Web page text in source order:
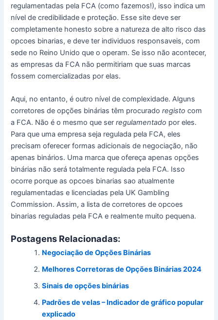
regulamentadas pela FCA (como fazemos!), isso indica um
nível de credibilidade e proteção. Esse site deve ser
completamente honesto sobre a natureza de alto risco das
opcoes binarias, e deve ter individuos responsaveis, com
sede no Reino Unido que o operam. Se isso não acontecer,
as empresas da FCA não permitiriam que suas marcas
fossem comercializadas por elas.
Aqui, no entanto, é outro nível de complexidade. Alguns
corretores de opções binárias têm procuradoregisto com
a FCA. Não é o mesmo que serregulamentado por eles.
Para que uma empresa seja regulada pela FCA, eles
precisam oferecer formas adicionais de negociação, não
apenas binários. Uma marca que ofereça apenas opções
binárias não será totalmente regulada pela FCA. Isso
ocorre porque as opcoes binarias sao atualmente
regulamentadas e licenciadas pela UK Gambling
Commission. Assim, a lista de corretores de opcoes
binarias reguladas pela FCA e realmente muito pequena.
Postagens Relacionadas:
Negociação de Opções Binárias
Melhores Corretoras de Opções Binárias 2024
Sinais de opções binárias
Padrões de velas – Indicador de gráfico popular
explicado